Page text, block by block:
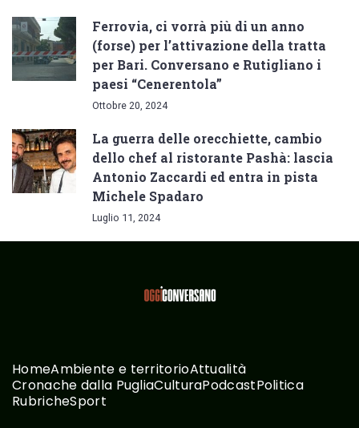
Ferrovia, ci vorrà più di un anno
(forse) per l’attivazione della tratta
per Bari. Conversano e Rutigliano i
paesi “Cenerentola”
Ottobre 20, 2024
La guerra delle orecchiette, cambio
dello chef al ristorante Pashà: lascia
Antonio Zaccardi ed entra in pista
Michele Spadaro
Luglio 11, 2024
HomeAmbiente e territorioAttualità
Cronache dalla PugliaCulturaPodcastPolitica
RubricheSport